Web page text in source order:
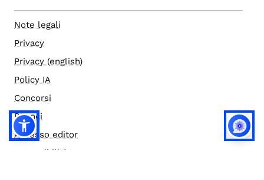
Note legali
Privacy
Privacy (english)
Policy IA
Concorsi
Bilanci
Accesso editor
Accessibilità